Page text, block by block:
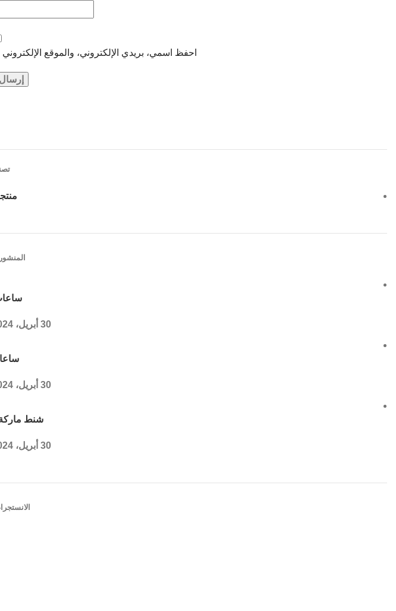
احفظ اسمي، بريدي الإلكتروني، والموقع
30 أبريل، 2024
30 أبريل، 2024
شنط ماركة
30 أبريل، 2024